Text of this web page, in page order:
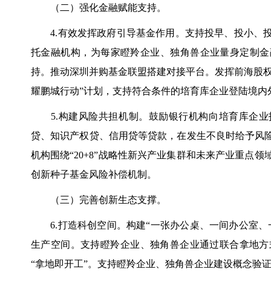
（二）强化金融赋能支持。
4.有效发挥政府引导基金作用。支持投早、投小、
托金融机构，为每家瞪羚企业、独角兽企业量身定制
持。推动深圳并购基金联盟搭建对接平台。发挥前海股
耀鹏城行动”计划，支持符合条件的培育库企业登陆境内
5.构建风险共担机制。鼓励银行机构向培育库企业
贷、知识产权贷、信用贷等贷款，在发生不良时给予
机构围绕“20+8”战略性新兴产业集群和未来产业重点
创新种子基金风险补偿机制。
（三）完善创新生态支撑。
6.打造科创空间。构建“一张办公桌、一间办公室、
生产空间。支持瞪羚企业、独角兽企业通过联合拿地
“拿地即开工”。支持瞪羚企业、独角兽企业建设概念验